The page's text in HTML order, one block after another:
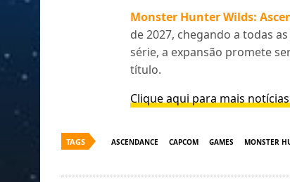
Monster Hunter Wilds:
de 2027, chegando a todas
série, a expansão promete
título.
Clique aqui para mais
TAGS ASCENDANCE CAPCOM GAMES MONSTER